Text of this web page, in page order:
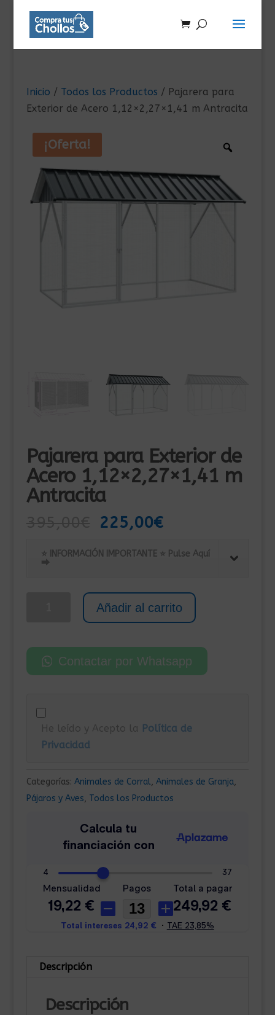
Inicio / Todos los Productos / Pajarera para
Exterior de Acero 1,12×2,27×1,41 m Antracita
¡Oferta!
Pajarera para Exterior de
Acero 1,12×2,27×1,41 m
Antracita
El
original
395,00€.
225,00€El
actual
225,00€.
⭐ INFORMACIÓN IMPORTANTE ⭐ Pulse Aquí
⮕
de
Acero
Antracita
cantidad
Añadir al carrito
Contactar por Whatsapp
He leído y Acepto la Política de
Privacidad
Categorías: Animales de Corral, Animales de Granja,
Pájaros y Aves, Todos los Productos
Descripción
Descripción